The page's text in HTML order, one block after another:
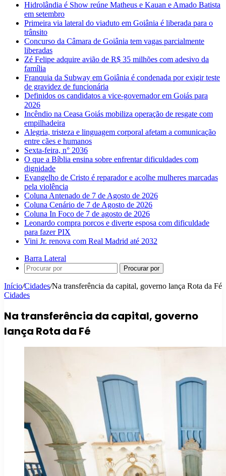
Hidrolândia é Show reúne Matheus e Kauan e Amado Batista
em setembro
Primeira via lateral do viaduto em Goiânia é liberada para o
trânsito
Concurso da Câmara de Goiânia tem vagas parcialmente
liberadas
Zé Felipe adquire avião de R$ 35 milhões com adesivo da
família
Franquia da Subway em Goiânia é condenada por exigir teste
de gravidez de funcionária
Definidos os candidatos a vice-governador em Goiás para
2026
Incêndio na Ceasa Goiás mobiliza operação de resgate com
empilhadeira
Alegria, tristeza e linguagem corporal afetam a comunicação
entre cães e humanos
Sexta-feira, n° 2036
O que a Bíblia ensina sobre enfrentar dificuldades com
dignidade
Evangelho de Cristo é reparador e acolhe mulheres marcadas
pela violência
Coluna Antenado de 7 de Agosto de 2026
Coluna Cenário de 7 de Agosto de 2026
Coluna In Foco de 7 de agosto de 2026
Leonardo compra porcos e diverte esposa com dificuldade
para fazer PIX
Vini Jr. renova com Real Madrid até 2032
Barra Lateral
Procurar por
Início/Cidades/Na transferência da capital, governo lança Rota da Fé
Cidades
Na transferência da capital, governo
lança Rota da Fé